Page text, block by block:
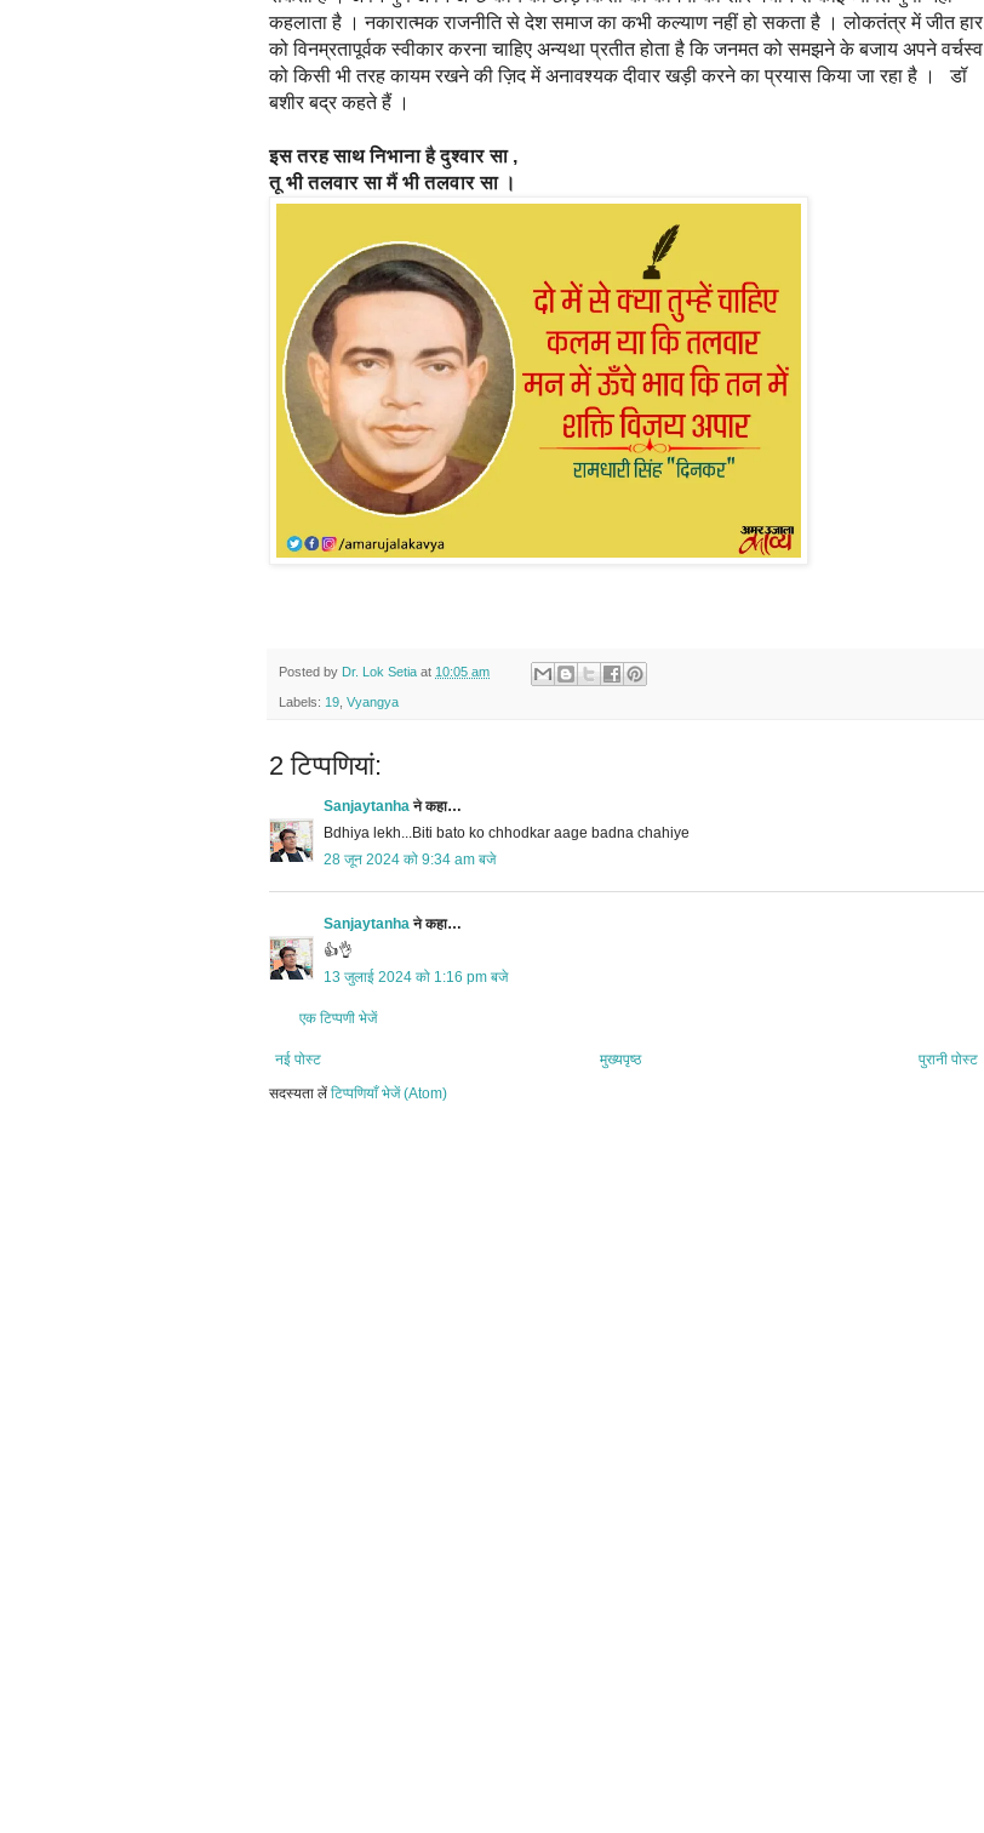
कहलाता है । नकारात्मक राजनीति से देश समाज का कभी कल्याण नहीं हो सकता है । लोकतंत्र में जीत हार
को विनम्रतापूर्वक स्वीकार करना चाहिए अन्यथा प्रतीत होता है कि जनमत को समझने के बजाय अपने वर्चस्व
को किसी भी तरह कायम रखने की ज़िद में अनावश्यक दीवार खड़ी करने का प्रयास किया जा रहा है । डॉ
बशीर बद्र कहते हैं ।
इस तरह साथ निभाना है दुश्वार सा ,
तू भी तलवार सा मैं भी तलवार सा ।
Posted by Dr. Lok Setia at 10:05 am
Labels: 19 Vyangya
2 टिप्‍पणियां:
Sanjaytanha ने कहा…
Bdhiya lekh...Biti bato ko chhodkar aage badna chahiye
28 जून 2024 को 9:34 am बजे
Sanjaytanha ने कहा…
👍👌
13 जुलाई 2024 को 1:16 pm बजे
एक टिप्पणी भेजें
नई पोस्ट पुरानी पोस्ट
मुख्यपृष्ठ
सदस्यता लें टिप्पणियाँ भेजें (Atom)